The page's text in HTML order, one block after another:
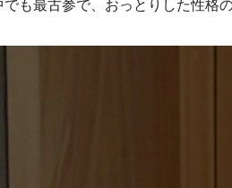
も最古参で、おっとりした性格の